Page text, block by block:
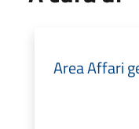
Area Affari